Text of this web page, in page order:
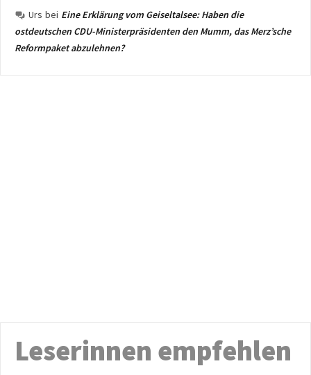
Urs bei Eine Erklärung vom Geiseltalsee: Haben die
ostdeutschen CDU-Ministerpräsidenten den Mumm, das Merz’sche
Reformpaket abzulehnen?
Leserinnen empfehlen